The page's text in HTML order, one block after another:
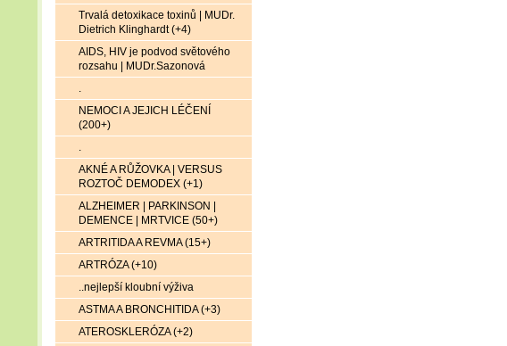
Trvalá detoxikace toxinů | MUDr.
Dietrich Klinghardt (+4)
AIDS, HIV je podvod světového
rozsahu | MUDr.Sazonová
.
NEMOCI A JEJICH LÉČENÍ
(200+)
.
AKNÉ A RŮŽOVKA | VERSUS
ROZTOČ DEMODEX (+1)
ALZHEIMER | PARKINSON |
DEMENCE | MRTVICE (50+)
ARTRITIDA A REVMA (15+)
ARTRÓZA (+10)
..nejlepší kloubní výživa
ASTMA A BRONCHITIDA (+3)
ATEROSKLERÓZA (+2)